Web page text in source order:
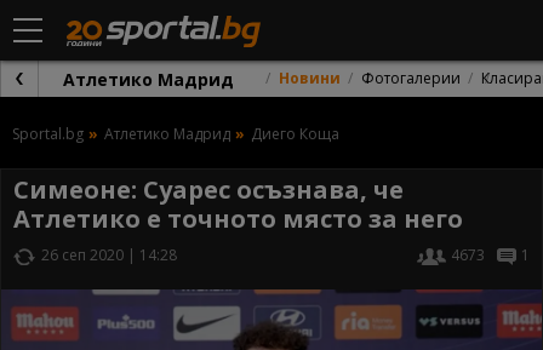
Атлетико Мадрид Новини Фотогалерии
Sportal.bg Атлетико Мадрид Диего Коща
Симеоне: Суарес осъзнава, че
Атлетико е точното място за него
26 сеп 2020 | 14:28 4673 1